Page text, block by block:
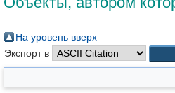
На уровень вверх
Экспорт в